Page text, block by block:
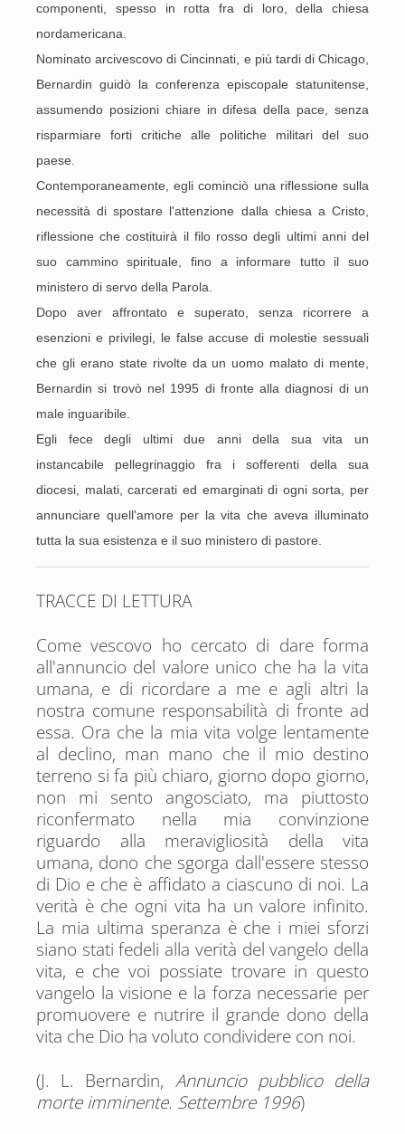
componenti, spesso in rotta fra di loro, della chiesa
nordamericana.
Nominato arcivescovo di Cincinnati, e più tardi di Chicago,
Bernardin guidò la conferenza episcopale statunitense,
assumendo posizioni chiare in difesa della pace, senza
risparmiare forti critiche alle politiche militari del suo
paese.
Contemporaneamente, egli cominciò una riflessione sulla
necessità di spostare l'attenzione dalla chiesa a Cristo,
riflessione che costituirà il filo rosso degli ultimi anni del
suo cammino spirituale, fino a informare tutto il suo
ministero di servo della Parola.
Dopo aver affrontato e superato, senza ricorrere a
esenzioni e privilegi, le false accuse di molestie sessuali
che gli erano state rivolte da un uomo malato di mente,
Bernardin si trovò nel 1995 di fronte alla diagnosi di un
male inguaribile.
Egli fece degli ultimi due anni della sua vita un
instancabile pellegrinaggio fra i sofferenti della sua
diocesi, malati, carcerati ed emarginati di ogni sorta, per
annunciare quell'amore per la vita che aveva illuminato
tutta la sua esistenza e il suo ministero di pastore.
TRACCE DI LETTURA
Come vescovo ho cercato di dare forma
all'annuncio del valore unico che ha la vita
umana, e di ricordare a me e agli altri la
nostra comune responsabilità di fronte ad
essa. Ora che la mia vita volge lentamente
al declino, man mano che il mio destino
terreno si fa più chiaro, giorno dopo giorno,
non mi sento angosciato, ma piuttosto
riconfermato nella mia convinzione
riguardo alla meravigliosità della vita
umana, dono che sgorga dall'essere stesso
di Dio e che è affidato a ciascuno di noi. La
verità è che ogni vita ha un valore infinito.
La mia ultima speranza è che i miei sforzi
siano stati fedeli alla verità del vangelo della
vita, e che voi possiate trovare in questo
vangelo la visione e la forza necessarie per
promuovere e nutrire il grande dono della
vita che Dio ha voluto condividere con noi.
(J. L. Bernardin, Annuncio pubblico della
morte imminente. Settembre 1996)